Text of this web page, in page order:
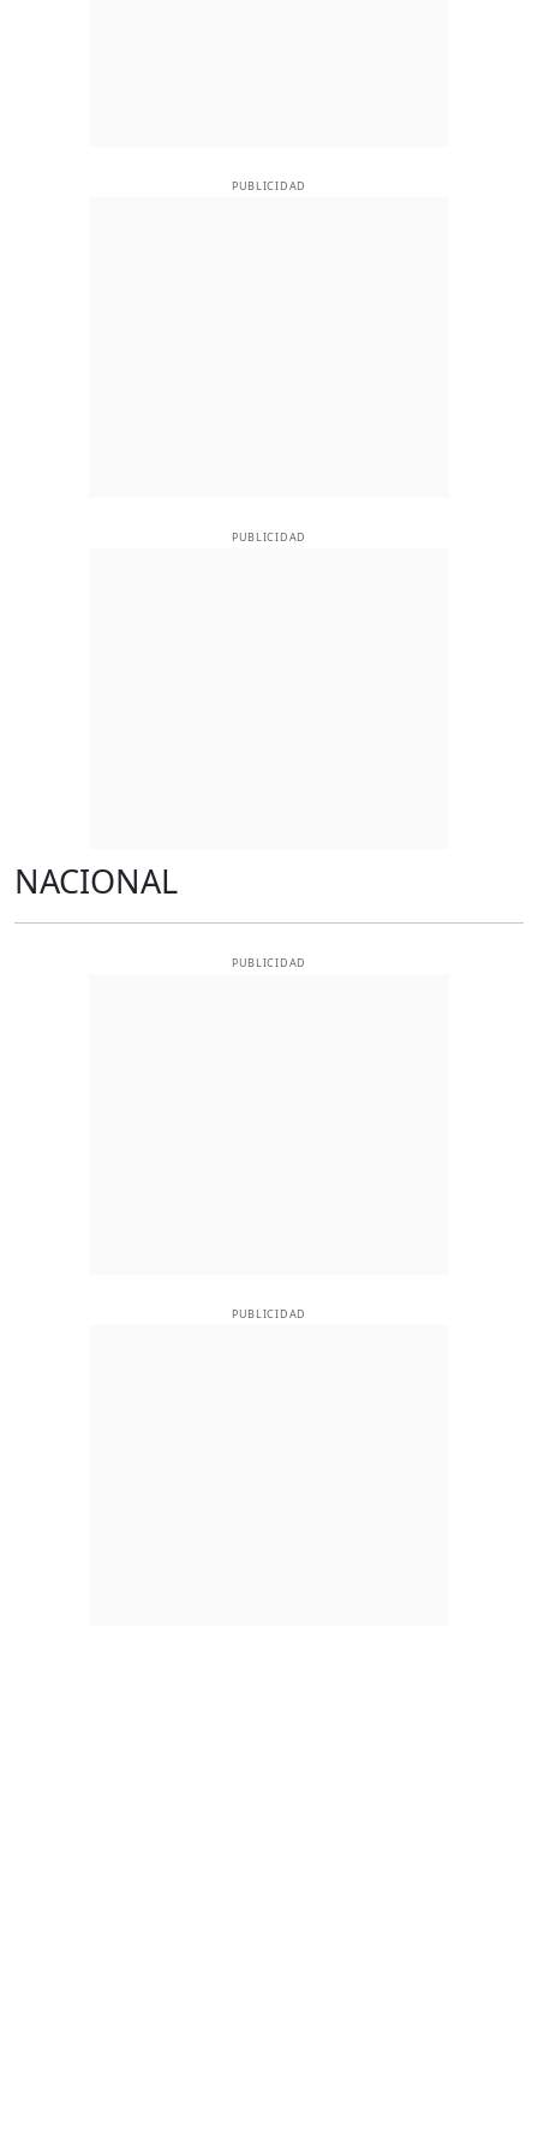
PUBLICIDAD
PUBLICIDAD
NACIONAL
PUBLICIDAD
PUBLICIDAD